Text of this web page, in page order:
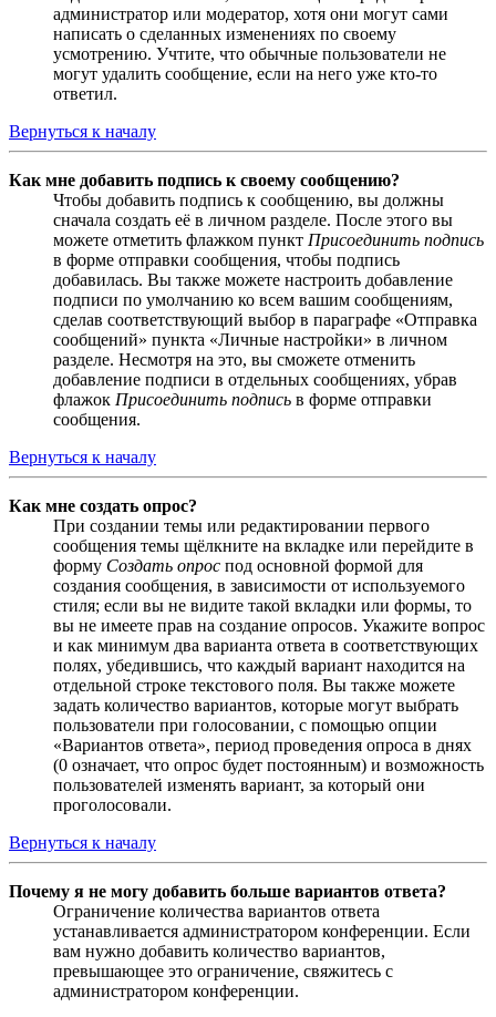
администратор или модератор, хотя они могут сами
написать о сделанных изменениях по своему
усмотрению. Учтите, что обычные пользователи не
могут удалить сообщение, если на него уже кто-то
ответил.
Вернуться к началу
Как мне добавить подпись к своему сообщению?
Чтобы добавить подпись к сообщению, вы должны
сначала создать её в личном разделе. После этого вы
можете отметить флажком пункт Присоединить подпись
в форме отправки сообщения, чтобы подпись
добавилась. Вы также можете настроить добавление
подписи по умолчанию ко всем вашим сообщениям,
сделав соответствующий выбор в параграфе «Отправка
сообщений» пункта «Личные настройки» в личном
разделе. Несмотря на это, вы сможете отменить
добавление подписи в отдельных сообщениях, убрав
флажок Присоединить подпись в форме отправки
сообщения.
Вернуться к началу
Как мне создать опрос?
При создании темы или редактировании первого
сообщения темы щёлкните на вкладке или перейдите в
форму Создать опрос под основной формой для
создания сообщения, в зависимости от используемого
стиля; если вы не видите такой вкладки или формы, то
вы не имеете прав на создание опросов. Укажите вопрос
и как минимум два варианта ответа в соответствующих
полях, убедившись, что каждый вариант находится на
отдельной строке текстового поля. Вы также можете
задать количество вариантов, которые могут выбрать
пользователи при голосовании, с помощью опции
«Вариантов ответа», период проведения опроса в днях
(0 означает, что опрос будет постоянным) и возможность
пользователей изменять вариант, за который они
проголосовали.
Вернуться к началу
Почему я не могу добавить больше вариантов ответа?
Ограничение количества вариантов ответа
устанавливается администратором конференции. Если
вам нужно добавить количество вариантов,
превышающее это ограничение, свяжитесь с
администратором конференции.